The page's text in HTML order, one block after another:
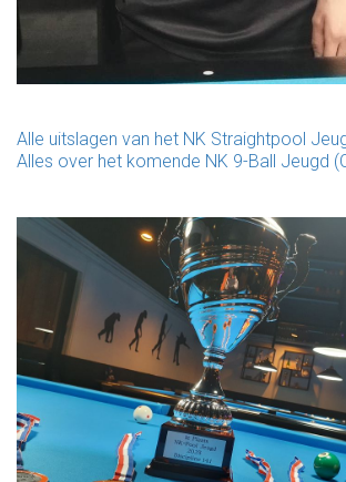
Alle uitslagen van het NK Straightpool
Alles over het komende NK 9-Ball Jeugd